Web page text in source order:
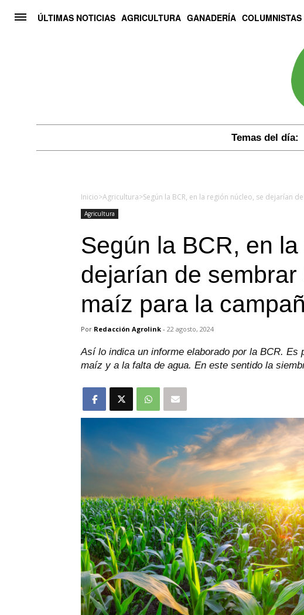
ÚLTIMAS NOTICIAS AGRICULTURA GANADERÍA COLUMNISTAS
Temas del día:
Inicio>Agricultura>
Agricultura
Según la BCR, en
dejarían de
maíz para la
Por Redacción Agrolink - 22 agosto, 2024
Así lo indica un informe elaborado por la BCR.
maíz y a la falta de agua. En este sentido la